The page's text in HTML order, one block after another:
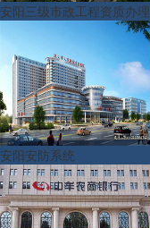
安阳三级市政工程资质办理
安阳安防系统